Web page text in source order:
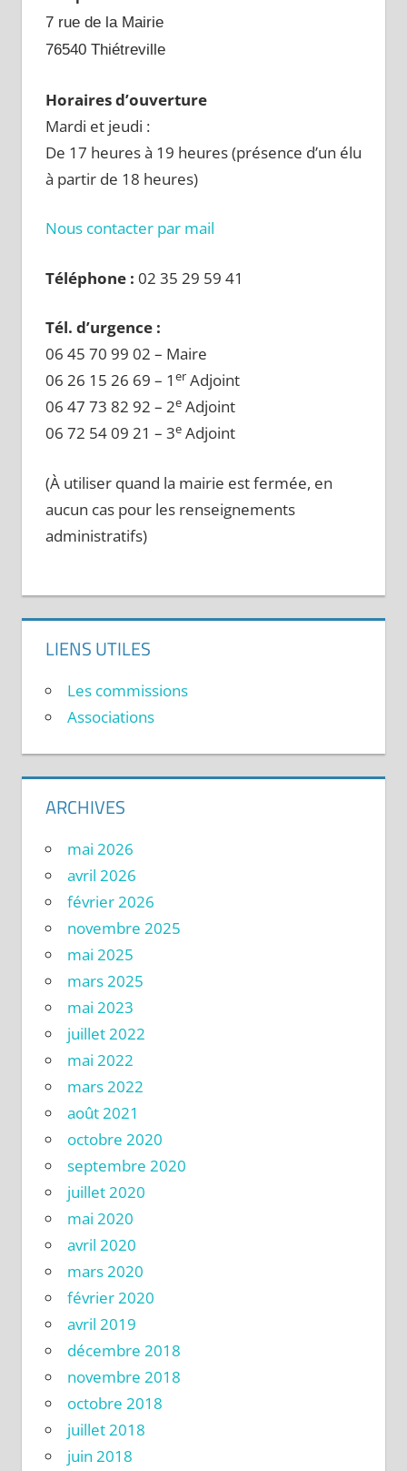
7 rue de la Mairie
76540 Thiétreville
Horaires d’ouverture
Mardi et jeudi :
De 17 heures à 19 heures (présence d’un élu
à partir de 18 heures)
Nous contacter par mail
Téléphone : 02 35 29 59 41
Tél. d’urgence :
06 45 70 99 02 – Maire
06 26 15 26 69 – 1 erAdjoint
06 47 73 82 92 – 2eAdjoint
06 72 54 09 21 – 3eAdjoint
(À utiliser quand la mairie est fermée, en
aucun cas pour les renseignements
administratifs)
LIENS UTILES
Les commissions
Associations
ARCHIVES
mai 2026
avril 2026
février 2026
novembre 2025
mai 2025
mars 2025
mai 2023
juillet 2022
mai 2022
mars 2022
août 2021
octobre 2020
septembre 2020
juillet 2020
mai 2020
avril 2020
mars 2020
février 2020
avril 2019
décembre 2018
novembre 2018
octobre 2018
juillet 2018
juin 2018